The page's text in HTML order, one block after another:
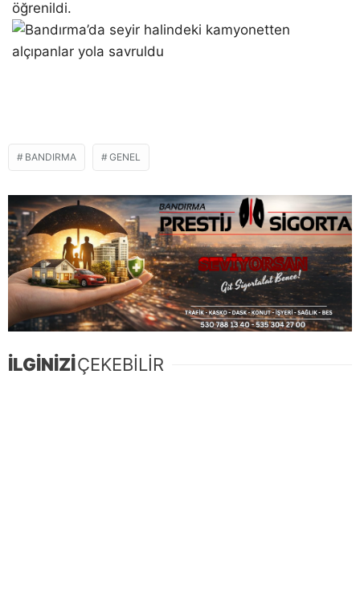
öğrenildi.
BANDIRMA GENEL
İLGİNİZİÇEKEBİLİR